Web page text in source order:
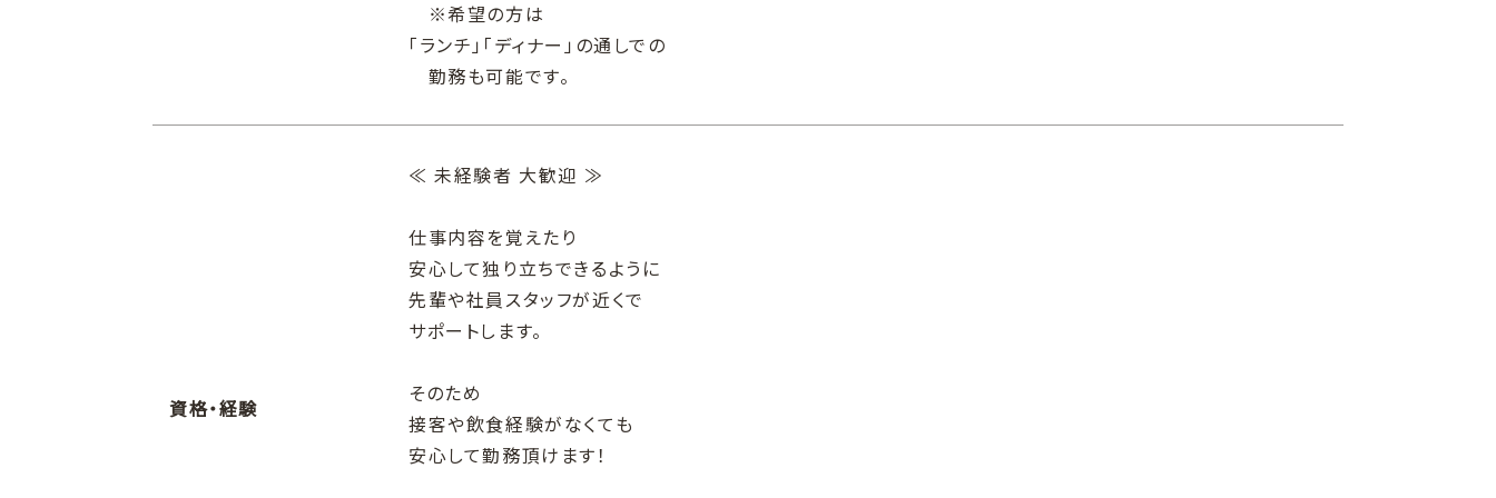
※希望の方は
「ランチ」「ディナー」の通しでの
勤務も可能です。
資格・経験
≪ 未経験者 大歓迎 ≫
仕事内容を覚えたり
安心して独り立ちできるように
先輩や社員スタッフが近くで
サポートします。
そのため
接客や飲食経験がなくても
安心して勤務頂けます！